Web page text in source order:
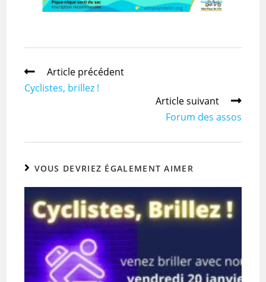
Article précédent
Cyclistes, brillez !
Article suivant
Forum des assos
VOUS DEVRIEZ ÉGALEMENT AIMER